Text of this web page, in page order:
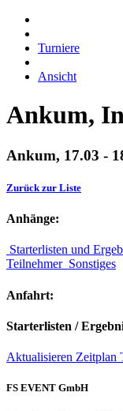
Turniere
Ansicht
Ankum,
Ankum, 17.03 -
Zurück zur Liste
Anhänge:
Starterlisten und
Teilnehmer Sonstiges
Anfahrt:
Starterlisten /
Aktualisieren Zeitplan
FS EVENT GmbH